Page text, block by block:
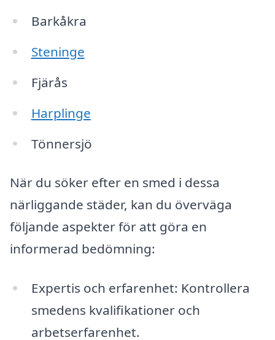
Barkåkra
Steninge
Fjärås
Harplinge
Tönnersjö
När du söker efter en smed i dessa
närliggande städer, kan du överväga
följande aspekter för att göra en
informerad bedömning:
Expertis och erfarenhet: Kontrollera
smedens kvalifikationer och
arbetserfarenhet.